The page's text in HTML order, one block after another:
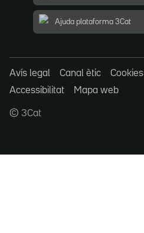
Ajuda plataforma 3Cat
Avís legal Canal ètic Cookies
Accessibilitat
Mapa web
© 3Cat